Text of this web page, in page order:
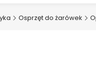
Osprzęt do żarówek